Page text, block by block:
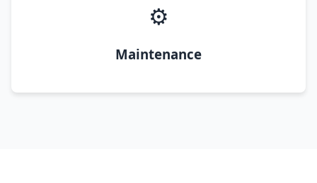
⚙️
Maintenance